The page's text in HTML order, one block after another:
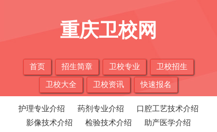
重庆卫校网
首页 招生简章 卫校专业 卫校招生
卫校大全 卫校资讯 快速报名
护理专业介绍 药剂专业介绍
口腔工艺技术介绍
影像技术介绍
检验技术介绍
助产医学介绍